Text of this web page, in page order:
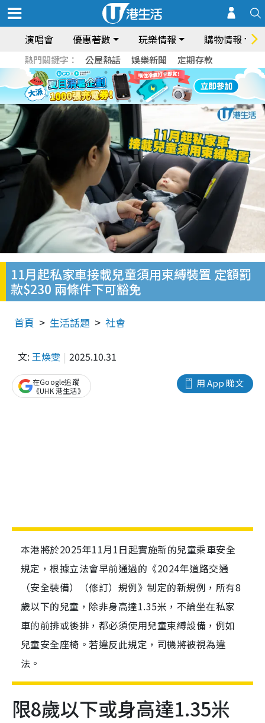
演唱會 優惠著數 玩樂情報 購物情報
熱門關鍵字： 公屋熱話 娛樂新聞 定期存款
11月起私家車接載兒童須用束縛裝置 定額罰
款$230 兩條件下可豁免
首頁 生活話題 社會
文: 王煥雯 2025.10.31
用 App 睇文
在Google追蹤
《UHK 港生活》
本港將於2025年11月1日起實施新的兒童乘車安全
規定，根據立法會早前通過的《2024年道路交通
（安全裝備）（修訂）規例》制定的新規例，所有8
歲以下的兒童，除非身高達1.35米，不論坐在私家
車的前排或後排，都必須使用兒童束縛設備，例如
兒童安全座椅。若違反此規定，司機將被視為違
法。
限8歲以下或身高達1.35米